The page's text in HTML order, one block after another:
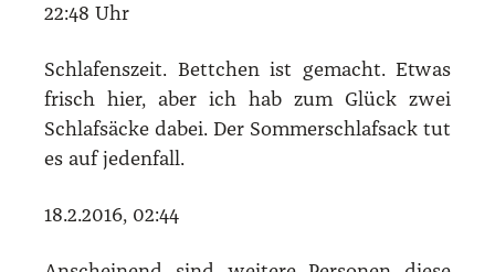
22:48 Uhr
Schla­fens­zeit. Bett­chen ist gemacht. Etwas
frisch hier, aber ich hab zum Glück zwei
Schlaf­sä­cke dabei. Der Som­mer­schlaf­sack tut
es auf jeden­fall.
18.2.2016, 02:44